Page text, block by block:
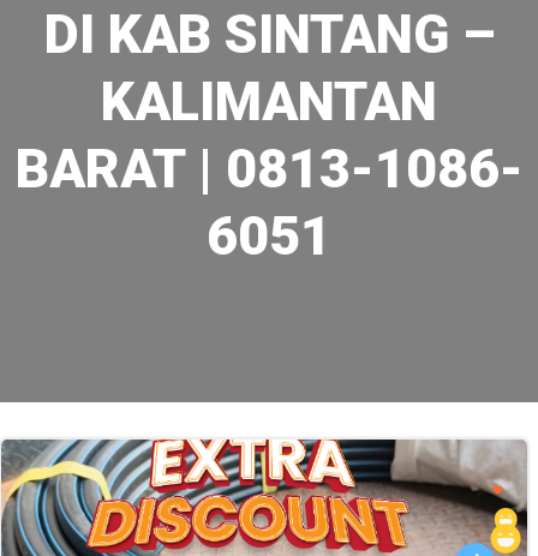
DI KAB SINTANG –
KALIMANTAN
BARAT | 0813-1086-
6051